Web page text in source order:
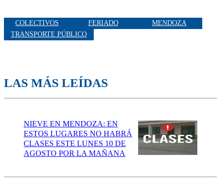
COLECTIVOS FERIADO
MENDOZA
TRANSPORTE PÚBLICO
LAS MÁS LEÍDAS
NIEVE EN MENDOZA: EN
ESTOS LUGARES NO HABRÁ
CLASES ESTE LUNES 10 DE
AGOSTO POR LA MAÑANA